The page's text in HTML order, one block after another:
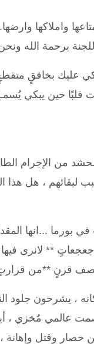
واملاكها وارضها.
برحمة الله
عليك بخافقٍ
قلبًا حين يبكي
من الإجرام
، هل هذا
بورما ...انها
** لانرى
نصف قرنٍ **من
، يشرحون
عالمي مُخزي ،
من حصار وقتل